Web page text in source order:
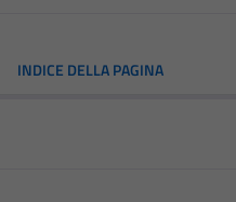
INDICE DELLA PAGINA